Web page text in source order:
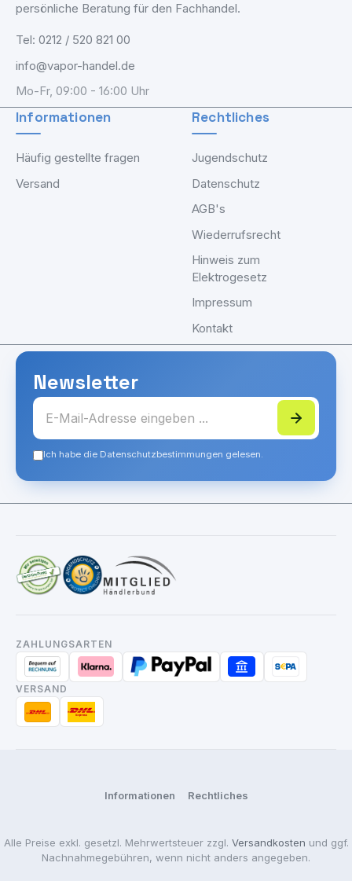
persönliche Beratung für den Fachhandel.
Tel: 0212 / 520 821 00
info@vapor-handel.de
Mo-Fr, 09:00 - 16:00 Uhr
Informationen
Häufig gestellte fragen
Versand
Rechtliches
Jugendschutz
Datenschutz
AGB's
Wiederrufsrecht
Hinweis zum
Elektrogesetz
Impressum
Kontakt
Newsletter
Ich habe die Datenschutzbestimmungen gelesen.
ZAHLUNGSARTEN
VERSAND
Informationen Rechtliches
Alle Preise exkl. gesetzl. Mehrwertsteuer zzgl. Versandkosten und ggf.
Nachnahmegebühren, wenn nicht anders angegeben.